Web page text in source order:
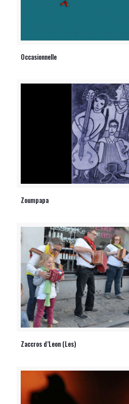
Occasionnelle
Zoumpapa
Zaccros d’Leon (Les)